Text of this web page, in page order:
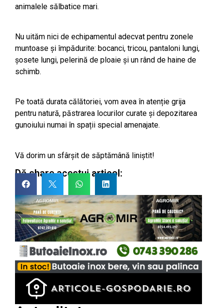
animalele sălbatice mari.
Nu uităm nici de echipamentul adecvat pentru zonele
muntoase și împădurite: bocanci, tricou, pantaloni lungi,
șosete lungi, pelerină de ploaie și un rând de haine de
schimb.
Pe toată durata călătoriei, vom avea în atenție grija
pentru natură, păstrarea locurilor curate și depozitarea
gunoiului numai în spații special amenajate.
Vă dorim un sfârșit de săptămână liniștit!
Dă share acestui articol: